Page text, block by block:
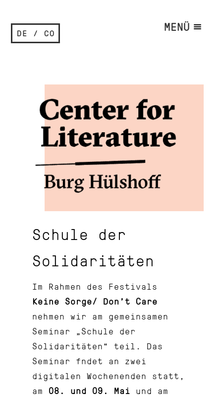
DE / CO MENÜ
Schule der
Solidaritäten
Im Rahmen des Festivals
Keine Sorge/ Don’t Care
nehmen wir am gemeinsamen
Seminar „Schule der
Solidaritäten“ teil. Das
Seminar fndet an zwei
digitalen Wochenenden statt,
am 08. und 09. Mai und am